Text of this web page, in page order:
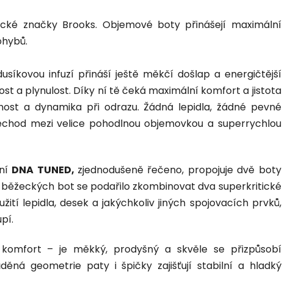
značky Brooks. Objemové boty přinášejí maximální
infuzí přináší ještě měkčí došlap a energičtější
a plynulost. Díky ní tě čeká maximální komfort a jistota
a dynamika při odrazu. Žádná lepidla, žádné pevné
mezi velice pohodlnou objemovkou a superrychlou
DNA TUNED, zjednodušeně řečeno, propojuje dvě boty
bot se podařilo zkombinovat dva superkritické
lepidla, desek a jakýchkoliv jiných spojovacích prvků,
– je měkký, prodyšný a skvěle se přizpůsobí
geometrie paty i špičky zajišťují stabilní a hladký